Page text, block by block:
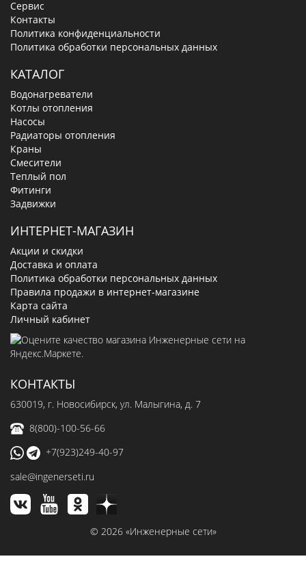
Сервис
Контакты
Политика конфиденциальности
Политика обработки персональных данных
КАТАЛОГ
Водонагреватели
Котлы отопления
Насосы
Радиаторы отопления
Краны
Смесители
Теплый пол
Фитинги
Задвижки
ИНТЕРНЕТ-МАГАЗИН
Акции и скидки
Доставка и оплата
Политика обработки персональных данных
Правила продажи в интернет-магазине
Карта сайта
Личный кабинет
КОНТАКТЫ
630019, г. Новосибирск, ул. Малыгина, д. 7
8(800)-100-56-66
+7(923)249-40-97
sale@ingenerseti.ru
© 2026 «Инженерные сети»